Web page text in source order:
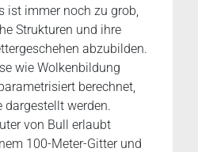
ist immer noch zu grob,
Strukturen und ihre
abzubilden.
wie Wolkenbildung
berechnet,
werden.
von Bull erlaubt
100-Meter-Gitter und